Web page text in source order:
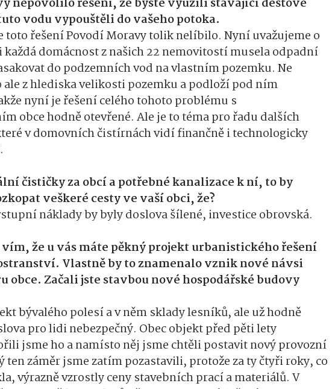
vodu vypouštěli do vašeho potoka.
toto řešení Povodí Moravy tolik nelíbilo. Nyní uvažujeme o
každá domácnost z našich 22 nemovitostí musela odpadní
do podzemních vod na vlastním pozemku. Ne
ale z hlediska velikosti pozemku a podloží pod ním
nyní je řešení celého tohoto problému s
obce hodně otevřené. Ale je to téma pro řadu dalších
v domovních čistírnách vidí finančně i technologicky
čističky za obcí a potřebné kanalizace k ní, to by
veškeré cesty ve vaší obci, že?
náklady by byly doslova šílené, investice obrovská.
že u vás máte pěkný projekt urbanistického řešení
Vlastně by to znamenalo vznik nové návsi
obce. Začali jste stavbou nové hospodářské budovy
bývalého polesí a v něm sklady lesníků, ale už hodně
pro lidi nebezpečný. Obec objekt před pěti lety
jsme ho a namísto něj jsme chtěli postavit nový provozní
ten záměr jsme zatím pozastavili, protože za ty čtyři roky, co
výrazně vzrostly ceny stavebních prací a materiálů. V